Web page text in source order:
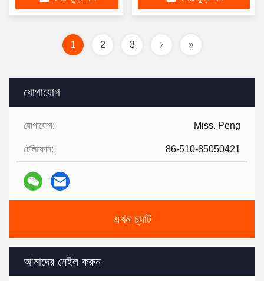
যোগাযোগ
যোগাযোগ: Miss. Peng
টেলিফোন: 86-510-85050421
এখন চ্যাট
আমাদের মেইল ​​করুন
1 2 3